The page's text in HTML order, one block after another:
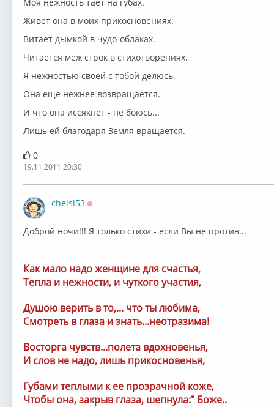
Живет она в моих прикосновениях.
Витает дымкой в чудо-облаках.
Читается меж строк в стихотворениях.
Я нежностью своей с тобой делюсь.
Она еще нежнее возвращается.
И что она иссякнет - не боюсь...
Лишь ей благодаря Земля вращается.
0
19.11.2011 20:30
chelsi53
Доброй ночи!!! Я только стихи - если Вы не против...
Как мало надо женщине для счастья,
Тепла и нежности, и чуткого участия,
Душою верить в то,... что ты любима,
Смотреть в глаза и знать...неотразима!
Восторга чувств...полета вдохновенья,
И слов не надо, лишь прикосновенья,
Губами теплыми к ее прозрачной коже,
Чтобы она, закрыв глаза, шепнула:" Боже..